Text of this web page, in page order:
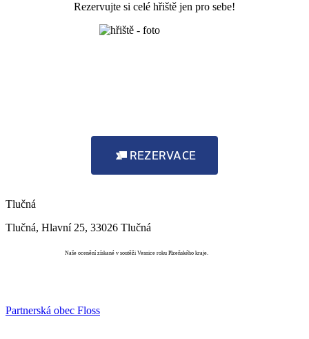
Rezervujte si celé hřiště jen pro sebe!
REZERVACE
Tlučná
Tlučná, Hlavní 25, 33026 Tlučná
Naše ocenění získané v soutěži Vesnice roku Plzeňského kraje.
Partnerská obec Floss